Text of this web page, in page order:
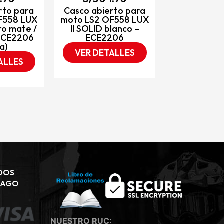
para
LUX
mate /
Casco abierto para
moto LS2 OF558 LUX
II SOLID blanco –
ECE2206
VER DETALLES
NUESTRO RUC: